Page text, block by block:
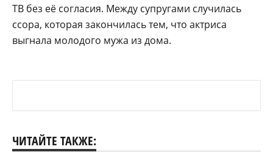
ТВ без её согласия. Между супругами случилась
ссора, которая закончилась тем, что актриса
выгнала молодого мужа из дома.
ЧИТАЙТЕ ТАКЖЕ: